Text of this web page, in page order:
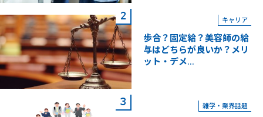
キャリア
歩合？固定給？美容師の給
与はどちらが良いか？メリ
ット・デメ...
雑学・業界話題